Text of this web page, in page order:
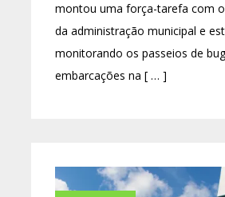
montou uma força-tarefa com
da administração municipal e
monitorando os passeios de
embarcações na [ … ]